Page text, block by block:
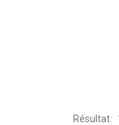
Résultat